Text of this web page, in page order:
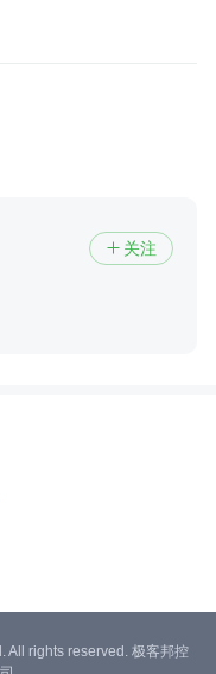
 关注
All rights reserved. 极客邦控